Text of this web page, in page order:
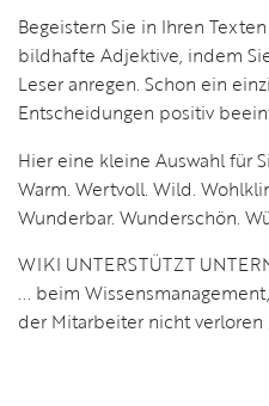
Begeistern Sie in Ihren
bildhafte Adjektive, indem
Leser anregen. Schon ein
Entscheidungen positiv
Hier eine kleine Auswahl für
Warm. Wertvoll. Wild.
Wunderbar. Wunderschön.
WIKI UNTERSTÜTZT
... beim
der Mitarbeiter nicht verloren